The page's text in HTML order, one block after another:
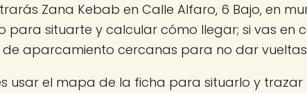
Zana Kebab en Calle Alfaro, 6 Bajo, en
para situarte y calcular cómo llegar; si vas en
de aparcamiento cercanas para no dar
usar el mapa de la ficha para situarlo y trazar